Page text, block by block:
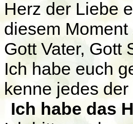
Herz der Liebe
diesem Moment
Gott Vater, Gott
Ich habe euch
kenne jedes
Ich habe das